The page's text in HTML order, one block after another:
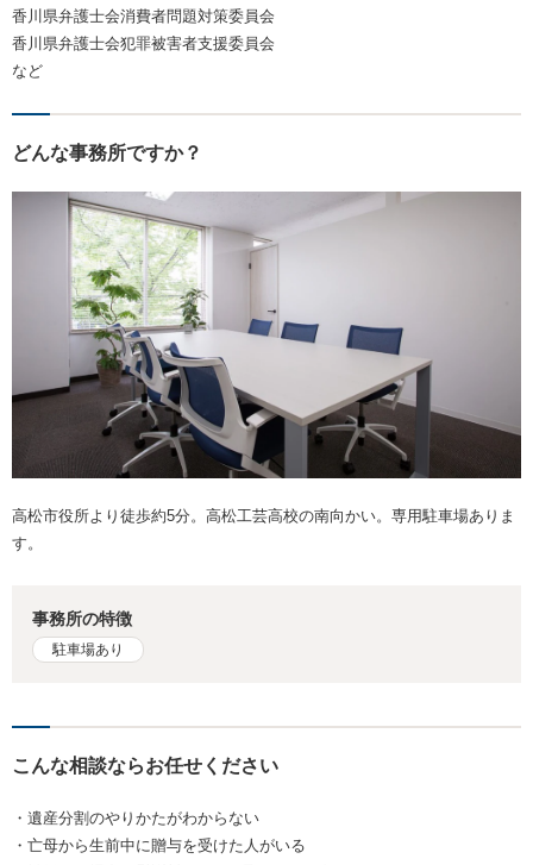
香川県弁護士会消費者問題対策委員会
香川県弁護士会犯罪被害者支援委員会
など
どんな事務所ですか？
高松市役所より徒歩約5分。高松工芸高校の南向かい。専用駐車場ありま
す。
事務所の特徴
駐車場あり
こんな相談ならお任せください
・遺産分割のやりかたがわからない
・亡母から生前中に贈与を受けた人がいる